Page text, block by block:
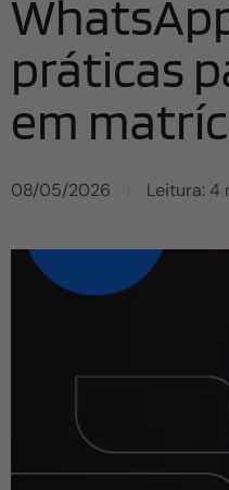
práticas
em
08/05/2026 Leitura: 4